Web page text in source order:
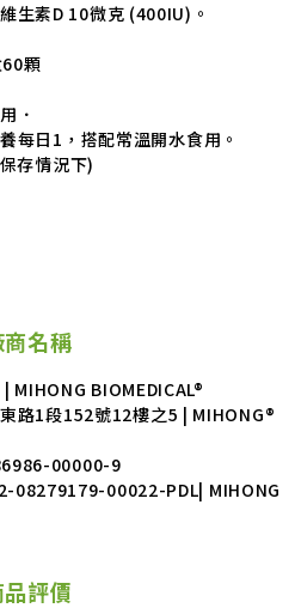
生素D 10微克 (400IU)。
顆
．
每日1，搭配常溫開水食用。
存情況下)
商名稱
MIHONG BIOMEDICAL®
路1段152號12樓之5 | MIHONG®
00000-9
08279179-00022-PDL| MIHONG
品評價